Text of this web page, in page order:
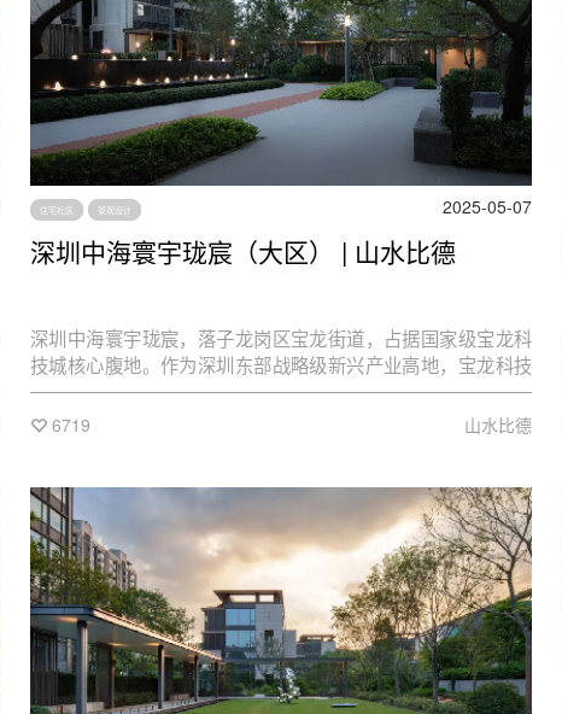
住宅社区 景观设计 2025-05-07
深圳中海寰宇珑宸（大区） | 山水比德
深圳中海寰宇珑宸，落子龙岗区宝龙街道，占据国家级宝龙科
技城核心腹地。作为深圳东部战略级新兴产业高地，宝龙科技
城以ICT、AIoT、BT三大千亿级产业集群为引擎，汇聚比亚
迪、创维等405家高新企业，未来将承载超40万科技人才，成
精英生活需求的品质住区。
6719 山水比德